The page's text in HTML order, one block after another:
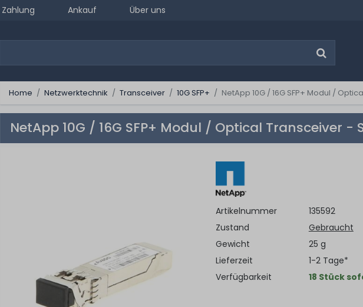
Zahlung Ankauf Über uns
Home Netzwerktechnik Transceiver 10G SFP+ NetApp 10G / 16G SFP+ Modul /
NetApp 10G / 16G SFP+ Modul / Optical Transceiver -
Artikelnummer
135592
Zustand
Gebraucht
Gewicht
25 g
Lieferzeit
1-2 Tage*
Verfügbarkeit
18 Stück